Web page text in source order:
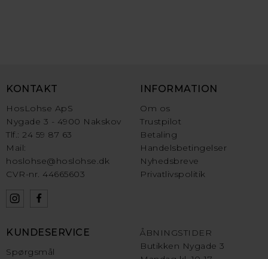
KONTAKT
HosLohse ApS
Nygade 3 - 4900 Nakskov
Tlf.: 24 59 87 63
Mail:
hoslohse@hoslohse.dk
CVR-nr. 44665603
INFORMATION
Om os
Trustpilot
Betaling
Handelsbetingelser
Nyhedsbreve
Privatlivspolitik
KUNDESERVICE
Spørgsmål
ÅBNINGSTIDER
Butikken Nygade 3